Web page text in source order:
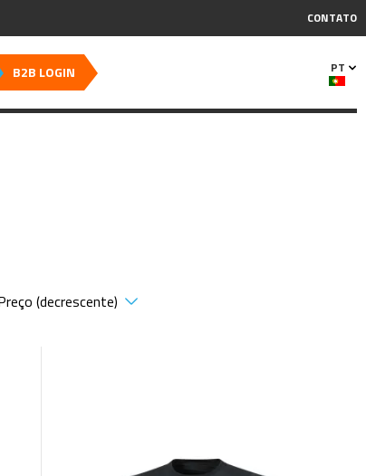
CONTATO
B2B LOGIN PT